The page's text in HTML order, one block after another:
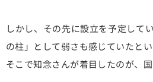
しかし、その先に設立を予定して
の柱」として弱さも感じていたとい
そこで知念さんが着目したのが、